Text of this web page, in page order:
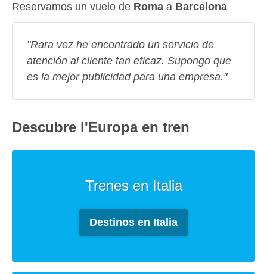
Reservamos un vuelo de Roma a Barcelona
"Rara vez he encontrado un servicio de
atención al cliente tan eficaz. Supongo que
es la mejor publicidad para una empresa."
Descubre l'Europa en tren
Trenes en Italia
Destinos en Italia